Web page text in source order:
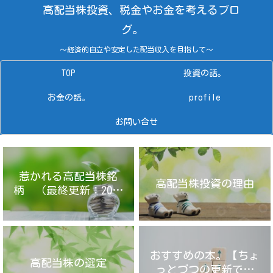
高配当株投資、税金やお金を考えるブロ
グ。
～経済的自立や安定した配当収入を目指して～
TOP 投資の話。
お金の話。 profile
お問い合せ
惹かれる高配当株銘
柄 （最終更新：2025
年4月14日）
高配当株投資の理由
高配当株の選定
おすすめの本。【ちょ
っとづつの更新です